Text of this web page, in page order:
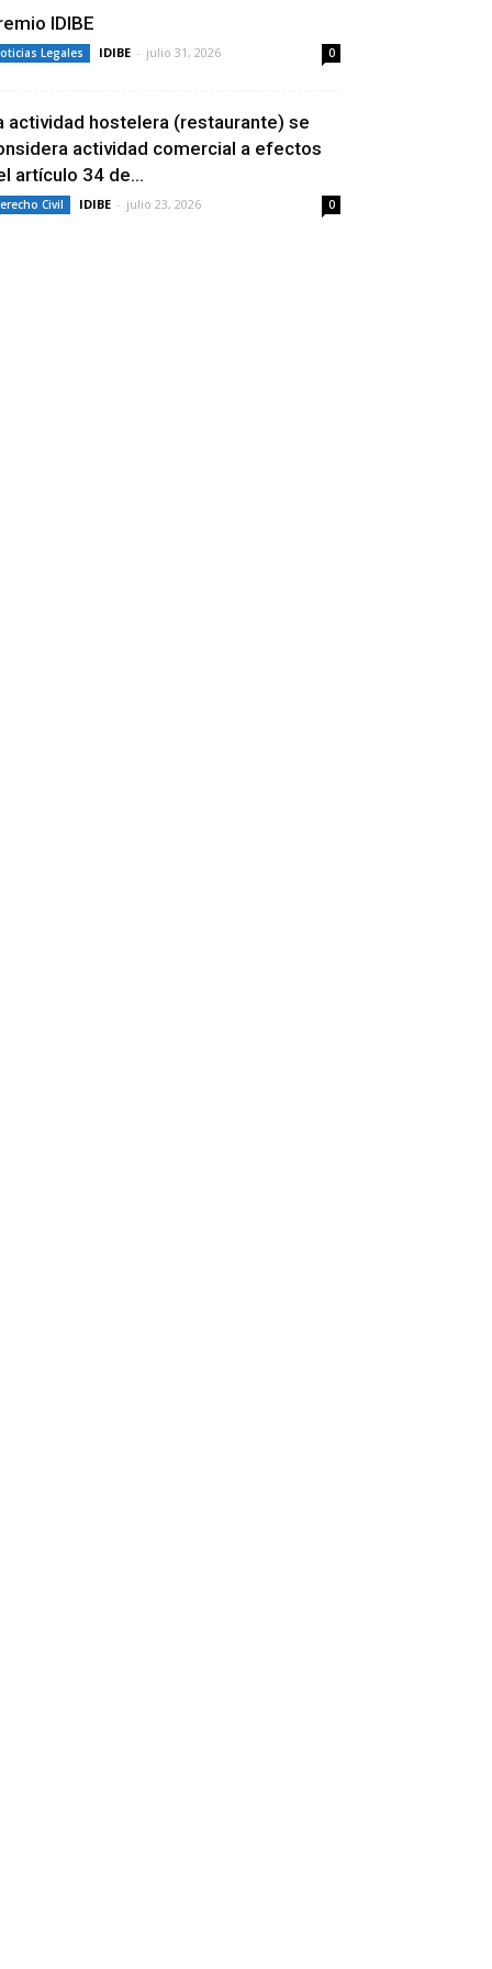
IDIBE
Legales IDIBE - julio 31, 2026 0
actividad hostelera (restaurante) se
actividad comercial a efectos
artículo 34 de...
Civil IDIBE - julio 23, 2026 0